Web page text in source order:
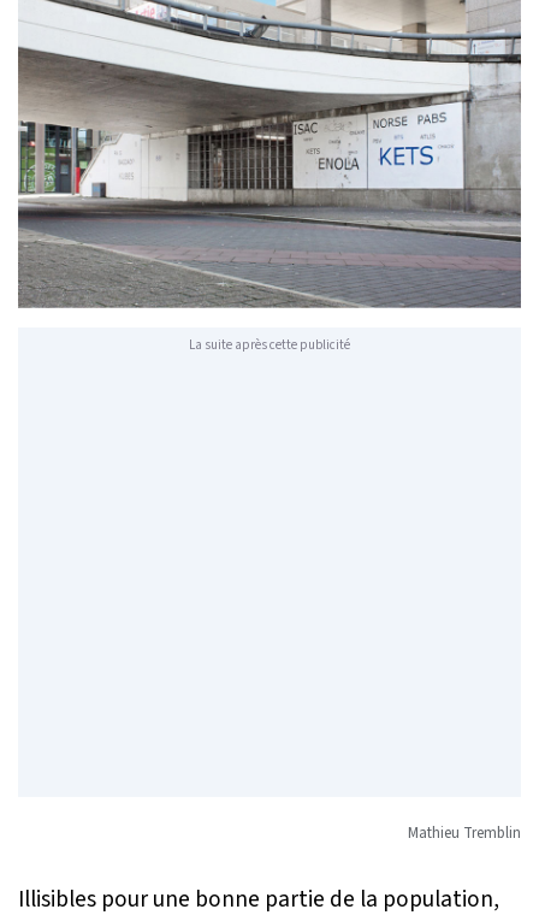
La suite après cette publicité
Mathieu Tremblin
Illisibles pour une bonne partie de la population,